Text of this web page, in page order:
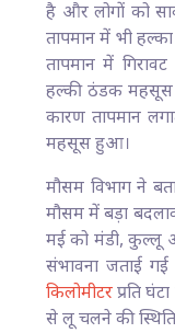
है और लोगों को
तापमान में भी
तापमान में
हल्की ठंडक महसूस
कारण तापमान
महसूस हुआ।
मौसम विभाग ने
मौसम में बड़ा
मई को मंडी, कुल्लू
संभावना जताई
किलोमीटरप्रति
से लू चलने की